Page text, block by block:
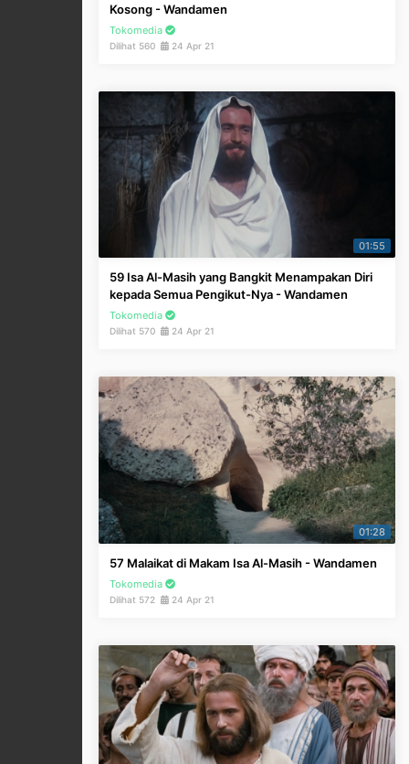
Kosong - Wandamen
Tokomedia
Dilihat 560 24 Apr 21
01:55
59 Isa Al-Masih yang Bangkit Menampakan Diri
kepada Semua Pengikut-Nya - Wandamen
Tokomedia
Dilihat 570 24 Apr 21
01:28
57 Malaikat di Makam Isa Al-Masih - Wandamen
Tokomedia
Dilihat 572 24 Apr 21